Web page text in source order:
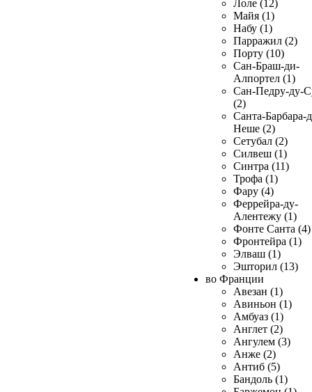
Лоле (12)
Майя (1)
Набу (1)
Парражил (2)
Порту (10)
Сан-Браш-ди-
Алпортел (1)
Сан-Педру-ду-
(2)
Санта-Барбара-
Неше (2)
Сетубал (2)
Силвеш (1)
Синтра (11)
Трофа (1)
Фару (4)
Феррейра-ду-
Алентежу (1)
Фонте Санта (4)
Фронтейра (1)
Элваш (1)
Эшторил (13)
во Франции
Авезан (1)
Авиньон (1)
Амбуаз (1)
Англет (2)
Ангулем (3)
Анже (2)
Антиб (5)
Бандоль (1)